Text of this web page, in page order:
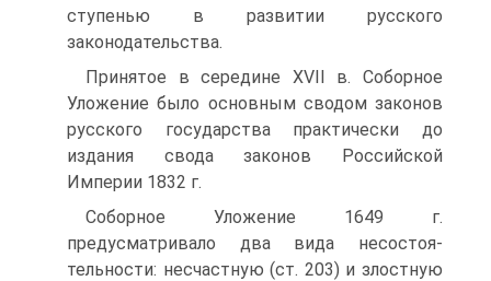
ступенью в развитии русского
законодательства.
Принятое в середине XVII в. Соборное
Уложение было основным сводом законов
русского государства практически до
издания свода за­конов Российской
Империи 1832 г.
Соборное Уложение 1649 г.
предусматривало два вида несостоя­
тельности: несчастную (ст. 203) и злостную